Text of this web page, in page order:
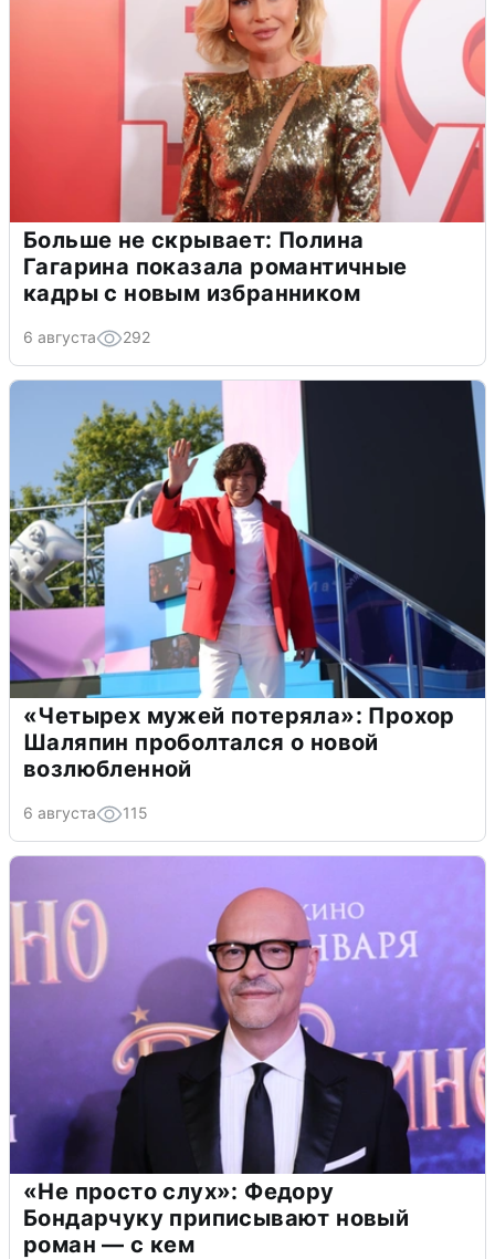
Больше не скрывает: Полина
Гагарина показала романтичные
кадры с новым избранником
6 августа 292
«Четырех мужей потеряла»: Прохор
Шаляпин проболтался о новой
возлюбленной
6 августа 115
«Не просто слух»: Федору
Бондарчуку приписывают новый
роман — с кем